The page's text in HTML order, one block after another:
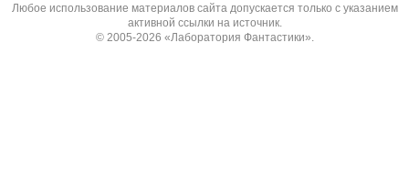
Любое использование материалов сайта допускается только с указанием
активной ссылки на источник.
© 2005-2026 «Лаборатория Фантастики».